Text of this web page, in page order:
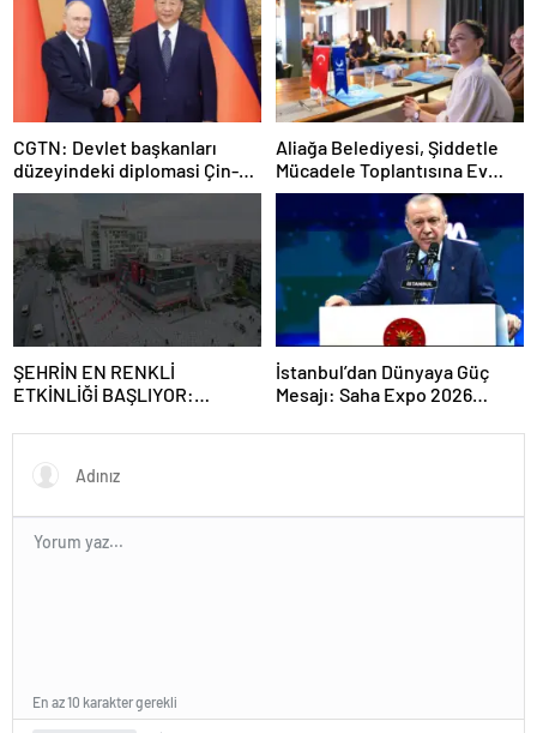
CGTN: Devlet başkanları
düzeyindeki diplomasi Çin-
Rusya arasındaki büyüyen
ortaklığı güçlendiriyor
Aliağa Belediyesi, Şiddetle
Mücadele Toplantısına Ev
Sahipliği Yaptı
ŞEHRİN EN RENKLİ
ETKİNLİĞİ BAŞLIYOR:
FESTİVALİ” HEYECANI
GAZİOSMANPAŞA’DA
YAŞANACAK
İstanbul’dan Dünyaya Güç
Mesajı: Saha Expo 2026
En az 10 karakter gerekli